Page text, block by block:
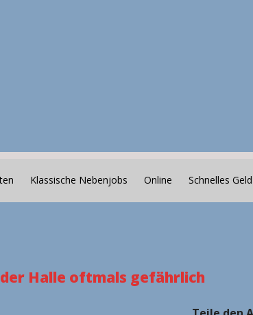
Klassische Nebenjobs Online Schnelles Geld
Halle oftmals gefährlich